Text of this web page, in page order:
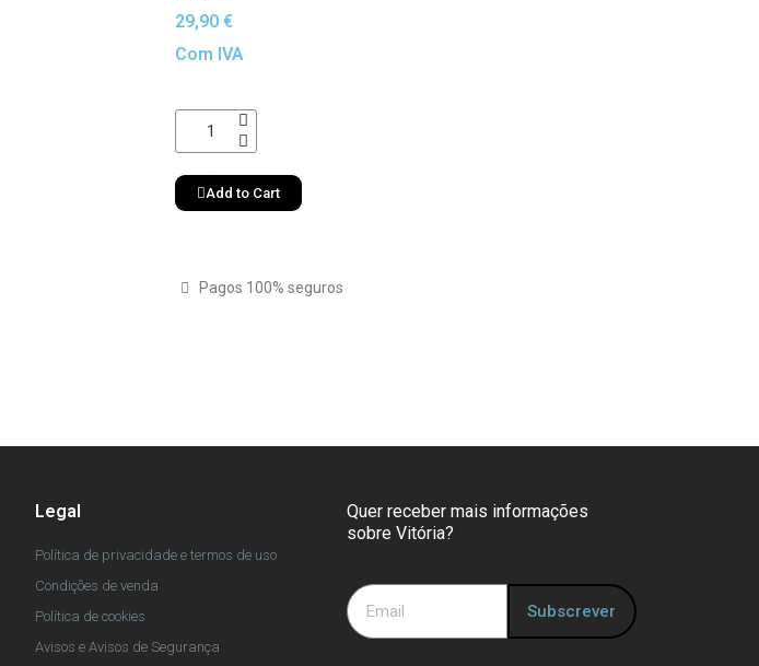
29,90 €
Com IVA
Add to Cart
Pagos 100% seguros
Legal
Política de privacidade e termos de uso
Condições de venda
Política de cookies
Avisos e Avisos de Segurança
Quer receber mais informações
sobre Vitória?
Subscrever